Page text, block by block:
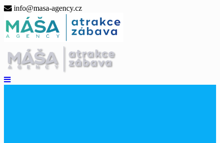
Přeskočit
obsah
info@masa-agency.cz